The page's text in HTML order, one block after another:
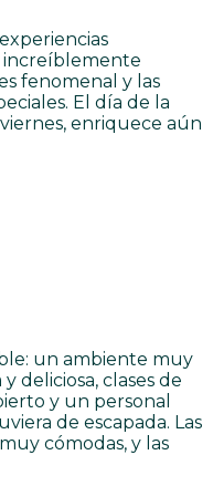
increíblemente
fenomenal y las
El día de la
enriquece aún
un ambiente muy
deliciosa, clases de
y un personal
de escapada. Las
cómodas, y las